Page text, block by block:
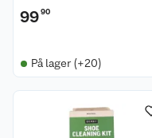
9990
På lager (+20)